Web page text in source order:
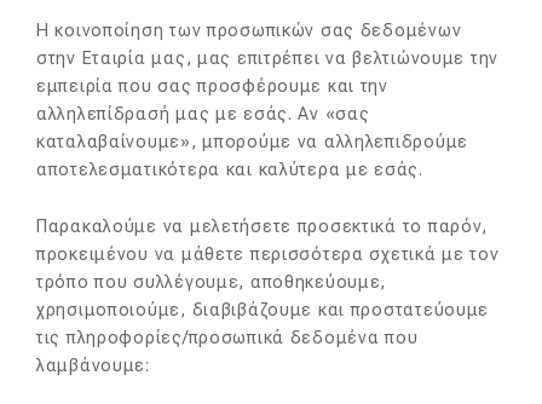
Η κοινοποίηση των προσωπικών σας δεδομένων
στην Εταιρία μας, μας επιτρέπει να βελτιώνουμε την
εμπειρία που σας προσφέρουμε και την
αλληλεπίδρασή μας με εσάς. Αν «σας
καταλαβαίνουμε», μπορούμε να αλληλεπιδρούμε
αποτελεσματικότερα και καλύτερα με εσάς.
Παρακαλούμε να μελετήσετε προσεκτικά το παρόν,
προκειμένου να μάθετε περισσότερα σχετικά με τον
τρόπο που συλλέγουμε, αποθηκεύουμε,
χρησιμοποιούμε, διαβιβάζουμε και προστατεύουμε
τις πληροφορίες/προσωπικά δεδομένα που
λαμβάνουμε: